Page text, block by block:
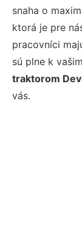
snaha o
ktorá je pre
pracovníci
sú plne k
traktorom
vás.